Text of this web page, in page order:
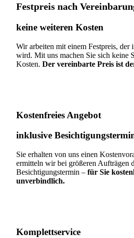
Festpreis nach
keine weiteren Kosten
Wir arbeiten mit einem Festpreis, der
wird. Mit uns machen Sie sich keine
Kosten. Der vereinbarte Preis ist
Kostenfreies Angebot
inklusive
Sie erhalten von uns einen
ermitteln wir bei größeren Aufträgen
Besichtigungstermin – für Sie
unverbindlich.
Komplettservice​